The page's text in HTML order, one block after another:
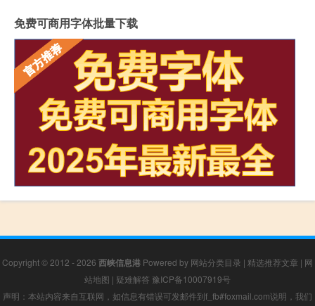
免费可商用字体批量下载
Copyright © 2012 - 2026 西峡信息港 Powered by 网站分类目录 | 精选推荐文章 | 网
站地图 | 疑难解答 豫ICP备10007919号
声明：本站内容来自互联网，如信息有错误可发邮件到f_fb#foxmail.com说明，我们